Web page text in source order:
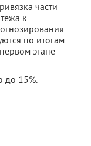
части
к
по итогам
этапе
до 15%.